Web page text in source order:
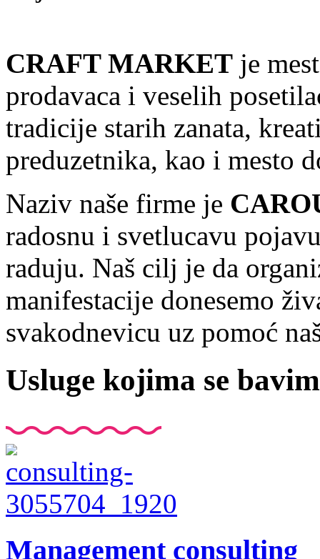
CRAFT MARKET je
prodavaca i veselih
tradicije starih zanata,
preduzetnika, kao i mesto
Naziv naše firme je
radosnu i svetlucavu
raduju. Naš cilj je da
manifestacije donesemo
svakodnevicu uz pomoć
Usluge kojima se
Management consulting